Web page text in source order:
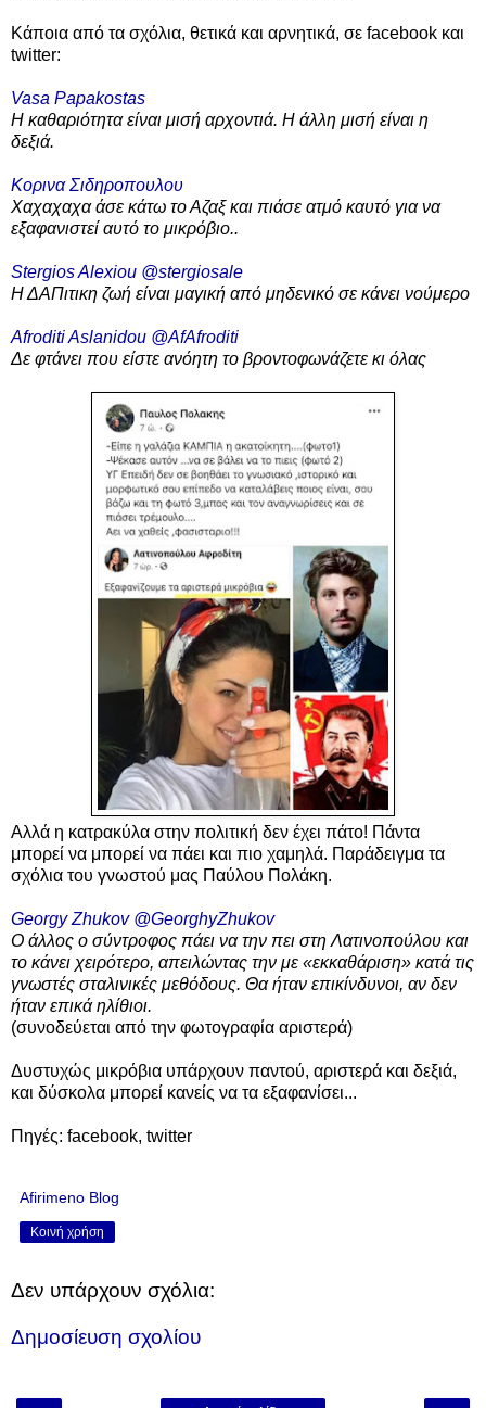
Κάποια από τα σχόλια, θετικά και αρνητικά, σε facebook και
twitter:
Vasa Papakostas
Η καθαριότητα είναι μισή αρχοντιά. Η άλλη μισή είναι η
δεξιά.
Κορινα Σιδηροπουλου
Χαχαχαχα άσε κάτω το Αζαξ και πιάσε ατμό καυτό για να
εξαφανιστεί αυτό το μικρόβιο..
Stergios Alexiou @stergiosale
Η ΔΑΠιτικη ζωή είναι μαγική από μηδενικό σε κάνει νούμερο
Afroditi Aslanidou @AfAfroditi
Δε φτάνει που είστε ανόητη το βροντοφωνάζετε κι όλας
Αλλά η κατρακύλα στην πολιτική δεν έχει πάτο! Πάντα
μπορεί να μπορεί να πάει και πιο χαμηλά. Παράδειγμα τα
σχόλια του γνωστού μας Παύλου Πολάκη.
Georgy Zhukov @GeorghyZhukov
Ο άλλος ο σύντροφος πάει να την πει στη Λατινοπούλου και
το κάνει χειρότερο, απειλώντας την με «εκκαθάριση» κατά τις
γνωστές σταλινικές μεθόδους. Θα ήταν επικίνδυνοι, αν δεν
ήταν επικά ηλίθιοι.
(συνοδεύεται από την φωτογραφία αριστερά)
Δυστυχώς μικρόβια υπάρχουν παντού, αριστερά και δεξιά,
και δύσκολα μπορεί κανείς να τα εξαφανίσει...
Πηγές: facebook, twitter
Afirimeno Blog
Κοινή χρήση
Δεν υπάρχουν σχόλια:
Δημοσίευση σχολίου